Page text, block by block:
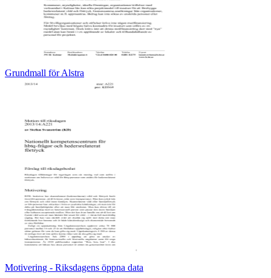
Grundmall för Alstra
Motivering - Riksdagens öppna data